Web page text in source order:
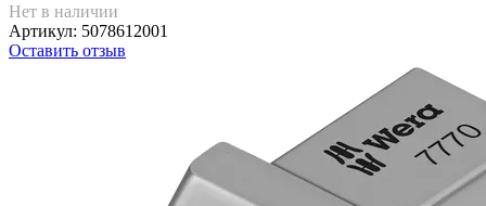
Нет в наличии
Артикул: 5078612001
Оставить отзыв